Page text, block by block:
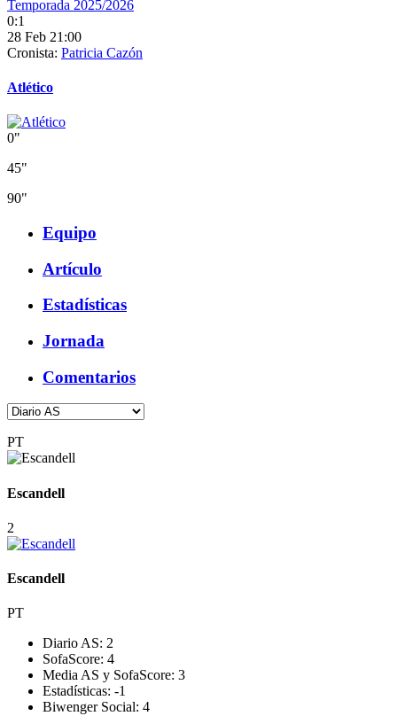
Temporada 2025/2026
0:1
28 Feb 21:00
Cronista: Patricia Cazón
Atlético
0"
45"
90"
Equipo
Artículo
Estadísticas
Jornada
Comentarios
PT
Escandell
2
Escandell
PT
Diario AS: 2
SofaScore: 4
Media AS y SofaScore: 3
Estadísticas: -1
Biwenger Social: 4